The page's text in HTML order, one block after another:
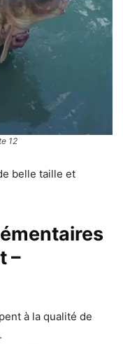
12
belle taille et
–
à la qualité de